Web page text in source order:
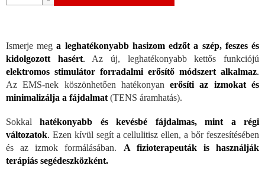
Ismerje mega leghatékonyabb hasizom edzőt a szép, feszes és
kidolgozott hasért. Az új, leghatékonyabb kettős funkciójú
elektromos stimulátor forradalmi erősítő módszert alkalmaz.
Az EMS-nek köszönhetően hatékonyanerősíti az izmokat és
minimalizálja a fájdalmat (TENS áramhatás).
Sokkalhatékonyabb és kevésbé fájdalmas, mint a régi
változatok. Ezen kívül segít a cellulitisz ellen, a bőr feszesítésében
és az izmok formálásában. A fizioterapeuták is használják
terápiás segédeszközként.